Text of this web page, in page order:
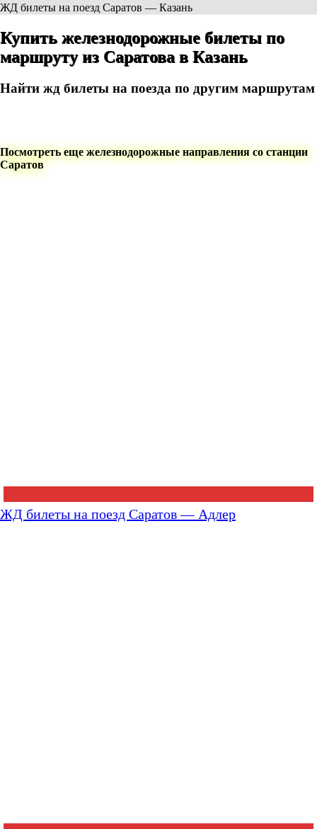
ЖД билеты на поезд Саратов — Казань
Купить железнодорожные билеты по
маршруту из Саратова в Казань
Найти жд билеты на поезда по другим маршрутам
Посмотреть еще железнодорожные направления со станции
Саратов
ЖД билеты на поезд Саратов — Адлер